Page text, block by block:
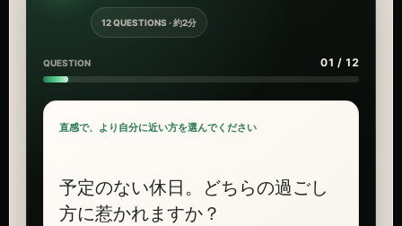
12 QUESTIONS · 約2分
QUESTION 01 / 12
直感で、より自分に近い方を選んでください
予定のない休日。どちらの過ごし
方に惹かれますか？